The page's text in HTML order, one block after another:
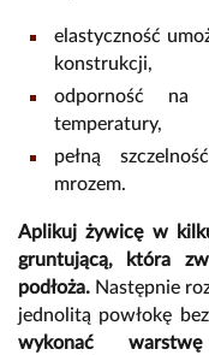
elastyczność
konstrukcji,
odporność na
temperatury,
pełną
mrozem.
Aplikuj żywicę w
gruntującą, która
podłoża. Następnie
jednolitą powłokę
wykonać